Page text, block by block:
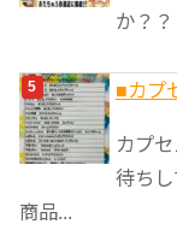
か？？
■カプ
カプ
待ち
商品...